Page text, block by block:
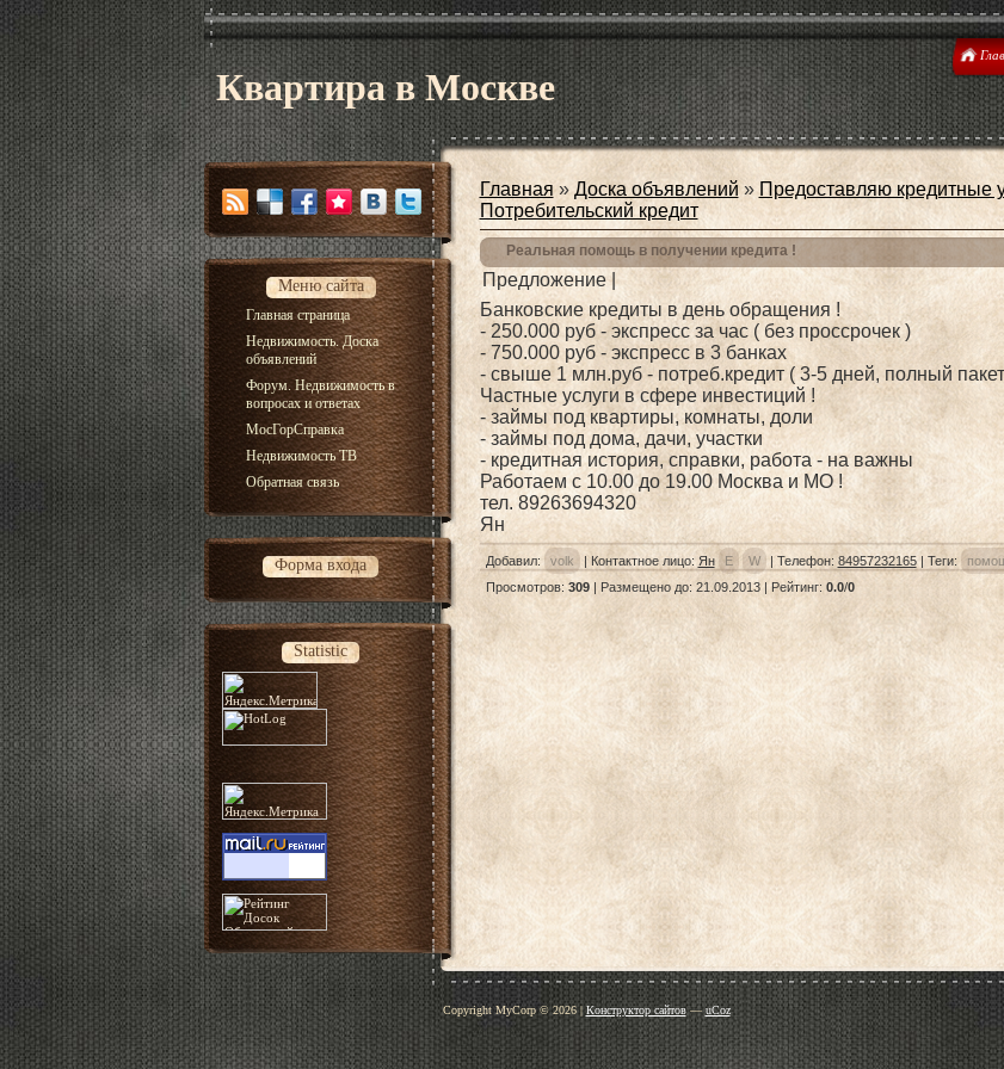
Квартира в Москве
Меню сайта
Главная страница
Недвижимость. Доска
объявлений
Форум. Недвижимость в
вопросах и ответах
МосГорСправка
Недвижимость ТВ
Обратная связь
Форма входа
Statistic
Главная » Доска объявлений » Предоставляю кредитные
Потребительский кредит
Реальная помощь в получении кредита !
Предложение |
Банковские кредиты в день обращения !
- 250.000 руб - экспресс за час ( без проссрочек )
- 750.000 руб - экспресс в 3 банках
- свыше 1 млн.руб - потреб.кредит ( 3-5 дней, полный
Частные услуги в сфере инвестиций !
- займы под квартиры, комнаты, доли
- займы под дома, дачи, участки
- кредитная история, справки, работа - на важны
Работаем с 10.00 до 19.00 Москва и МО !
тел. 89263694320
Ян
Добавил: volk | Контактное лицо: Ян E W | Телефон: 84957232165| Теги:
Просмотров: 309| Размещено до: 21.09.2013 | Рейтинг: 0.0/0
Copyright MyCorp © 2026|Конструктор сайтов—uCoz